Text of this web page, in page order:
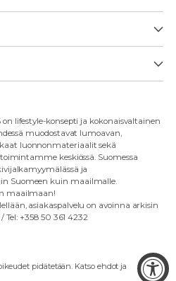
lifestyle-konsepti ja kokonaisvaltainen
muodostavat lumoavan,
luonnonmateriaalit sekä
keskiössä. Suomessa
ja
Suomeen kuin maailmalle.
maailmaan!
asiakaspalvelu on avoinna arkisin
Tel: +358 50 361 4232
pidätetään. Katso ehdot ja